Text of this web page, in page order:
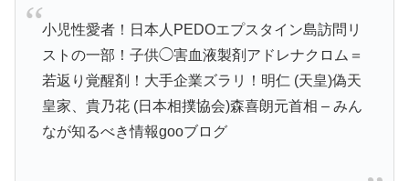
小児性愛者！日本人PEDOエプスタイン島訪問リ
ストの一部！子供◯害血液製剤アドレナクロム＝
若返り覚醒剤！大手企業ズラリ！明仁 (天皇)偽天
皇家、貴乃花 (日本相撲協会)森喜朗元首相 – みん
なが知るべき情報gooブログ